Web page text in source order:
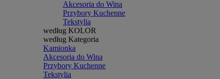
Akcesoria do Wina
Przybory Kuchenne
Tekstylia
według KOLOR
według Kategoria
Kamionka
Akcesoria do Wina
Przybory Kuchenne
Tekstylia